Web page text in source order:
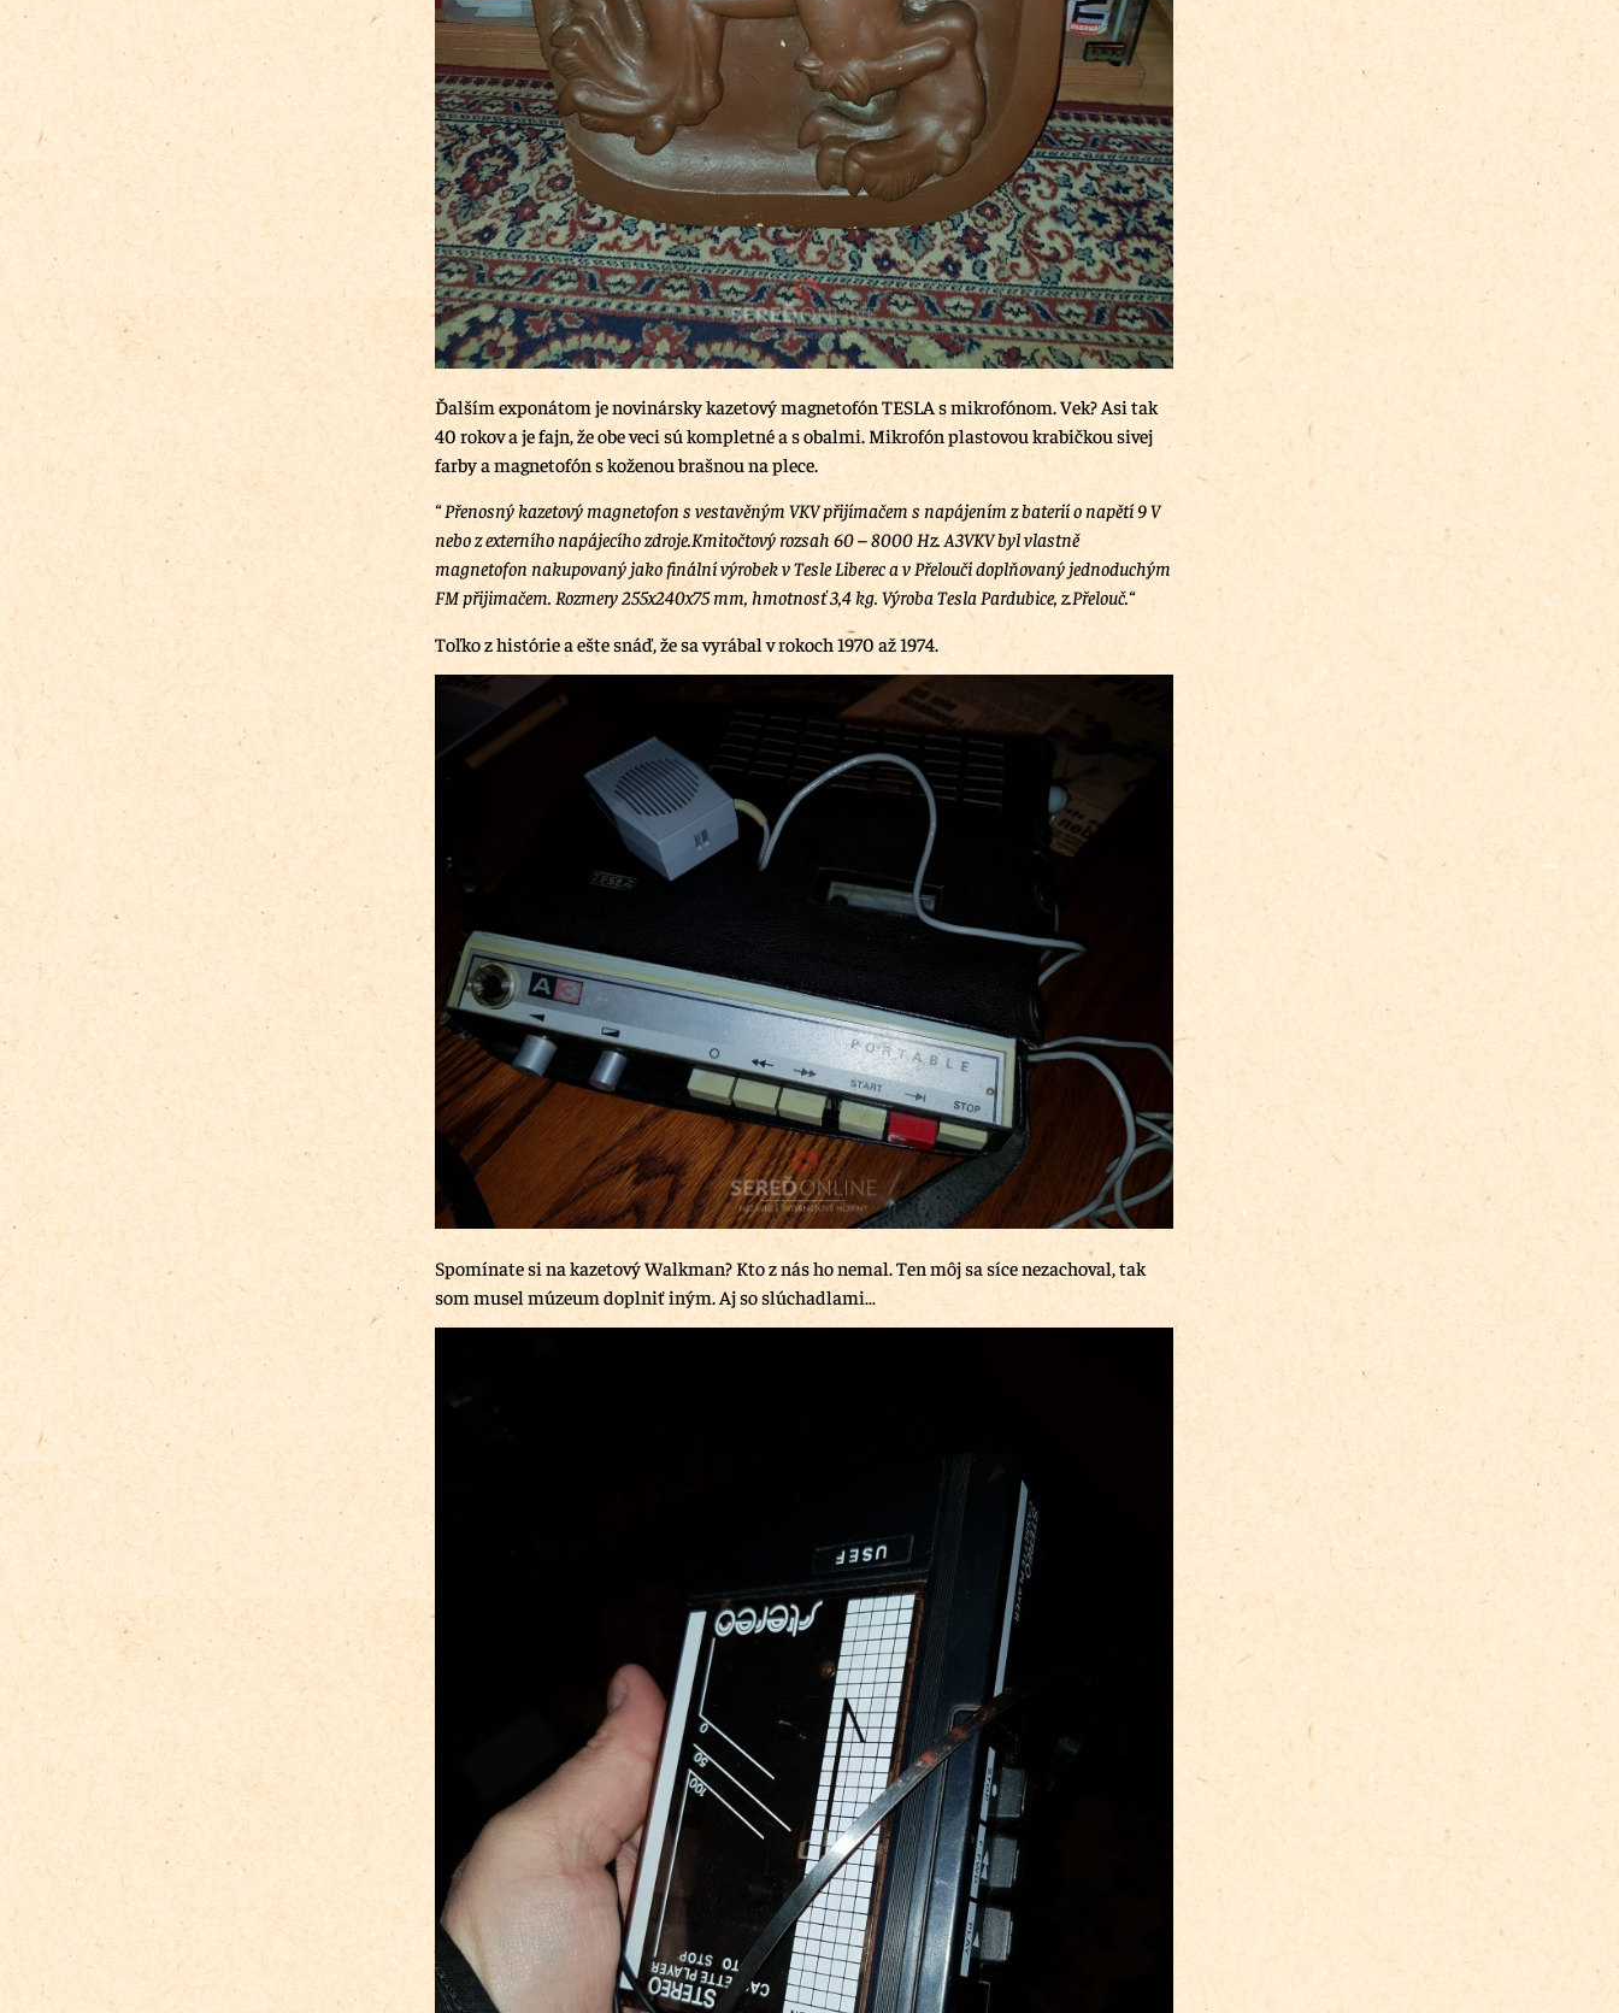
Ďalším exponátom je novinársky kazetový magnetofón TESLA s mikrofónom. Vek? Asi tak
40 rokov a je fajn, že obe veci sú kompletné a s obalmi. Mikrofón plastovou krabičkou sivej
farby a magnetofón s koženou brašnou na plece.
“ Přenosný kazetový magnetofon s vestavěným VKV přijímačem s napájením z baterií o napětí 9 V
nebo z externího napájecího zdroje.Kmitočtový rozsah 60 – 8000 Hz. A3VKV byl vlastně
magnetofon nakupovaný jako finální výrobek v Tesle Liberec a v Přelouči doplňovaný jednoduchým
FM přijimačem. Rozmery 255x240x75 mm, hmotnosť 3,4 kg. Výroba Tesla Pardubice, z.Přelouč.“
Toľko z histórie a ešte snáď, že sa vyrábal v rokoch 1970 až 1974.
Spomínate si na kazetový Walkman? Kto z nás ho nemal. Ten môj sa síce nezachoval, tak
som musel múzeum doplniť iným. Aj so slúchadlami…